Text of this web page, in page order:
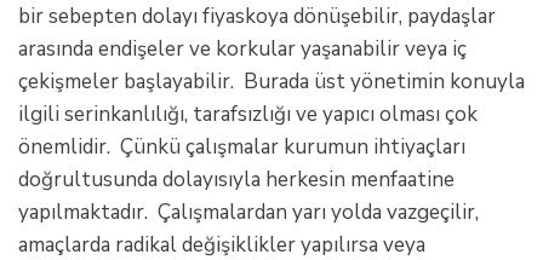
bir sebepten dolayı fiyaskoya dönüşebilir, paydaşlar
arasında endişeler ve korkular yaşanabilir veya iç
çekişmeler başlayabilir. Burada üst yönetimin konuyla
ilgili serinkanlılığı, tarafsızlığı ve yapıcı olması çok
önemlidir. Çünkü çalışmalar kurumun ihtiyaçları
doğrultusunda dolayısıyla herkesin menfaatine
yapılmaktadır. Çalışmalardan yarı yolda vazgeçilir,
amaçlarda radikal değişiklikler yapılırsa veya